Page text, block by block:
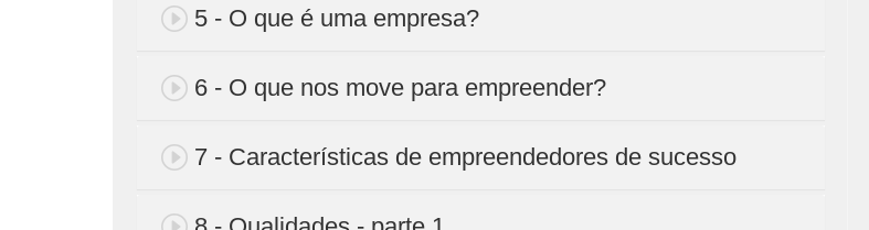
5 - O que é uma empresa?
6 - O que nos move para empreender?
7 - Características de empreendedores de sucesso